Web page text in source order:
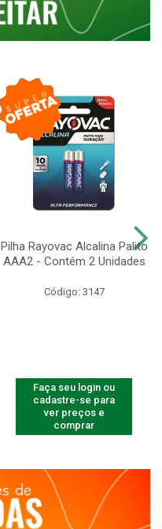
Pilha Rayovac Alcalina Palito
AAA2 - Contém 2 Unidades
Código: 3147
Faça seu login ou
cadastre-se para
ver preços e
comprar